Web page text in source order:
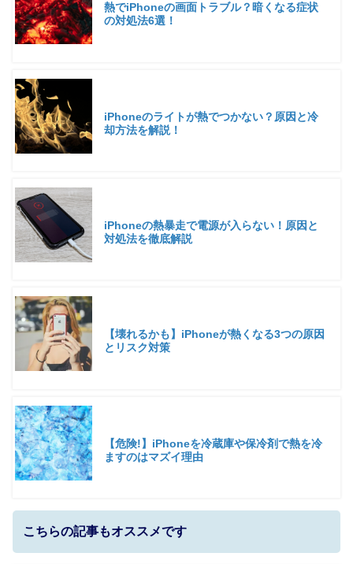
熱でiPhoneの画面トラブル？暗くなる症状
の対処法6選！
iPhoneのライトが熱でつかない？原因と冷
却方法を解説！
iPhoneの熱暴走で電源が入らない！原因と
対処法を徹底解説
【壊れるかも】iPhoneが熱くなる3つの原因
とリスク対策
【危険!】iPhoneを冷蔵庫や保冷剤で熱を冷
ますのはマズイ理由
こちらの記事もオススメです